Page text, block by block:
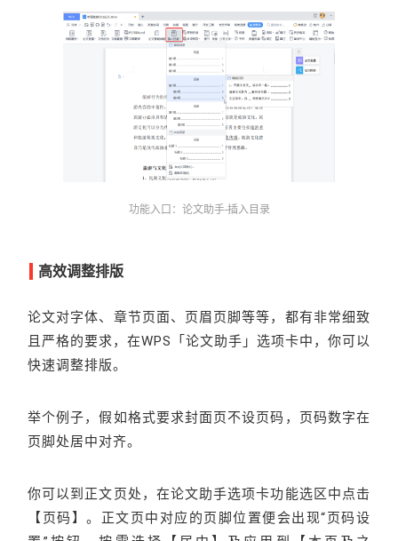
功能入口：论文助手-插入目录
高效调整排版
论文对字体、章节页面、页眉页脚等等，都有非常细致
且严格的要求，在WPS「论文助手」选项卡中，你可以
快速调整排版。
举个例子，假如格式要求封面页不设页码，页码数字在
页脚处居中对齐。
你可以到正文页处，在论文助手选项卡功能选区中点击
【页码】。正文页中对应的页脚位置便会出现“页码设